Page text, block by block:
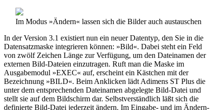
Im Modus »Ändern« lassen sich die Bilder auch austauschen
In der Version 3.1 existiert nun ein neuer Datentyp, den Sie in die
Datensatzmaske integrieren können: »Bild«. Dabei steht ein Feld
von zwölf Zeichen Länge zur Verfügung, um den Dateinamen der
externen Bild-Dateien einzutragen. Ruft man die Maske im
Ausgabemodul »EXEC« auf, erscheint ein Kästchen mit der
Bezeichnung »BILD«. Beim Anklicken lädt Adimens ST Plus die
unter dem entsprechenden Dateinamen abgelegte Bild-Datei und
stellt sie auf dem Bildschirm dar. Selbstverständlich läßt sich die
definierte Bild-Datei jederzeit ändern. Im Eingabe- und im Ändern-